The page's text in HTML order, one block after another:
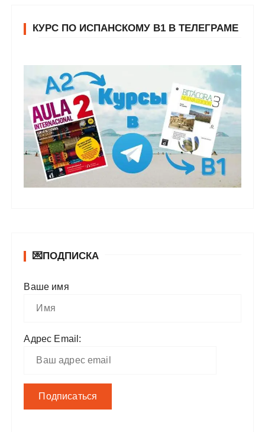
КУРС ПО ИСПАНСКОМУ В1 В ТЕЛЕГРАМЕ
💌ПОДПИСКА
Ваше имя
Адрес Email: